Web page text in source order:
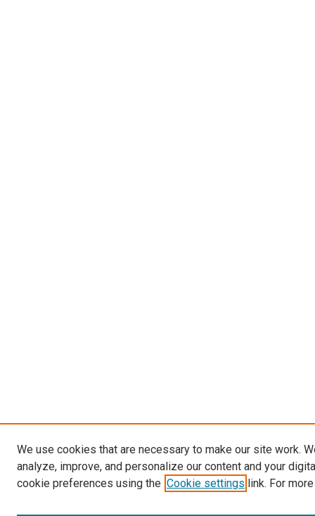
We use cookies that are necessary to make our site work.
analyze, improve, and personalize our content and your
cookie preferences using the Cookie settings link. For